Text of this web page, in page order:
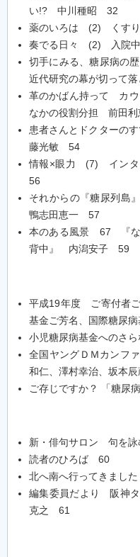
い!? 中川種昭 32
薬のいろは (2) くす
奏でる日々 (2) 入院
切手にみる、糖尿病
近代研究の幕が切っ
革のかばん持って カ
なかの役割分担 前田
患者さんとドクターの
藤光敏 54
情報×眼力 (7) インタ
56
それからの『糖尿列
鴨志田恵一 57
本のある風景 67 『な
背中』 内潟安子 59
平成19年度 ご寄付者
基金ご芳名、国際糖尿
小児糖尿病基金へのさ
全国ヤングＤＭカンフ
和仁、澤村幸治、坂本
ご存じですか？ 「糖
新・俳句サロン 句を
読者のひろば 60
北へ南へ行ってきま
編集委員だより 阪神
克之 61